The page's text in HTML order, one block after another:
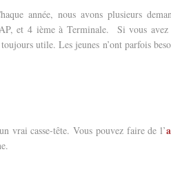
année, nous avons plusieurs
et 4 ième à Terminale. Si vous avez
utile. Les jeunes n’ont parfois
vrai casse-tête. Vous pouvez faire de l’